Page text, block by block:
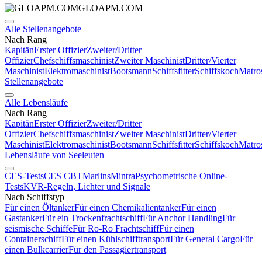
GLOAPM.COM
Alle Stellenangebote
Nach Rang
KapitänErster OffizierZweiter/Dritter
OffizierChefschiffsmaschinistZweiter MaschinistDritter/Vierter
MaschinistElektromaschinistBootsmannSchiffsfitterSchiffskoch
Stellenangebote
Alle Lebensläufe
Nach Rang
KapitänErster OffizierZweiter/Dritter
OffizierChefschiffsmaschinistZweiter MaschinistDritter/Vierter
MaschinistElektromaschinistBootsmannSchiffsfitterSchiffskoch
Lebensläufe von Seeleuten
CES-TestsCES CBTMarlinsMintraPsychometrische Online-
TestsKVR-Regeln, Lichter und Signale
Nach Schiffstyp
Für einen ÖltankerFür einen ChemikalientankerFür einen
GastankerFür ein TrockenfrachtschiffFür Anchor HandlingFür
seismische SchiffeFür Ro-Ro FrachtschiffFür einen
ContainerschiffFür einen KühlschifftransportFür General CargoFür
einen BulkcarrierFür den Passagiertransport